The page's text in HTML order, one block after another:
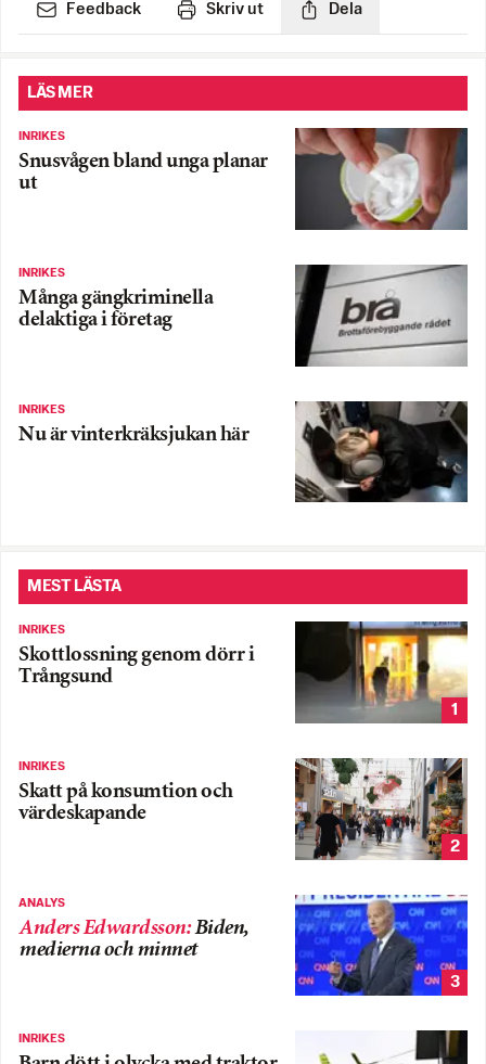
Feedback Skriv ut Dela
LÄS MER
INRIKES
Snusvågen bland unga planar
ut
INRIKES
Många gängkriminella
delaktiga i företag
INRIKES
Nu är vinterkräksjukan här
MEST LÄSTA
INRIKES
Skottlossning genom dörr i
Trångsund
1
INRIKES
Skatt på konsumtion och
värdeskapande
2
ANALYS
Anders Edwardsson:Biden,
medierna och minnet
3
INRIKES